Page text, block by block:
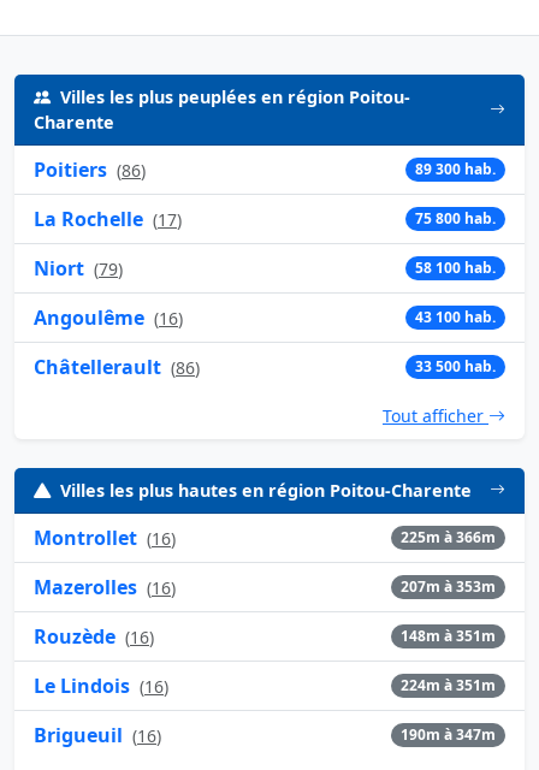
Villes les plus peuplées en région Poitou-
Charente
Poitiers (86) 89 300 hab.
La Rochelle (17) 75 800 hab.
Niort (79) 58 100 hab.
Angoulême (16) 43 100 hab.
Châtellerault (86) 33 500 hab.
Tout afficher
Villes les plus hautes en région Poitou-Charente
Montrollet (16) 225m à 366m
Mazerolles (16) 207m à 353m
Rouzède (16) 148m à 351m
Le Lindois (16) 224m à 351m
Brigueuil (16) 190m à 347m